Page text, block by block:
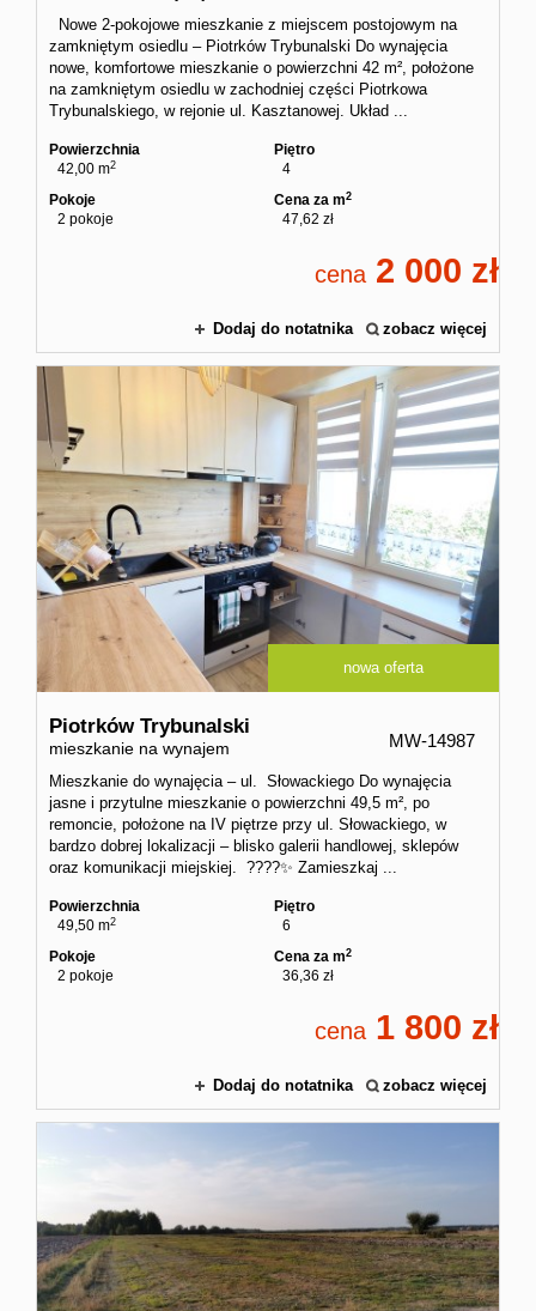
Nowe 2-pokojowe mieszkanie z miejscem postojowym na
zamkniętym osiedlu – Piotrków Trybunalski Do wynajęcia
nowe, komfortowe mieszkanie o powierzchni 42 m², położone
na zamkniętym osiedlu w zachodniej części Piotrkowa
Trybunalskiego, w rejonie ul. Kasztanowej. Układ ...
Powierzchnia
42,00 m2
Piętro
4
Pokoje
2 pokoje
Cena za m2
47,62 zł
cena 2 000
Dodaj do notatnika zobacz więcej
nowa oferta
Piotrków Trybunalski
mieszkanie na wynajem MW-14987
Mieszkanie do wynajęcia – ul. Słowackiego Do wynajęcia
jasne i przytulne mieszkanie o powierzchni 49,5 m², po
remoncie, położone na IV piętrze przy ul. Słowackiego, w
bardzo dobrej lokalizacji – blisko galerii handlowej, sklepów
oraz komunikacji miejskiej. ????✨ Zamieszkaj ...
Powierzchnia
49,50 m2
Piętro
6
Pokoje
2 pokoje
Cena za m2
36,36 zł
cena 1 800
Dodaj do notatnika zobacz więcej